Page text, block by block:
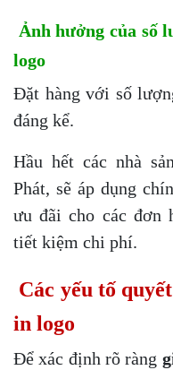
Ảnh hưởng của số
logo
Đặt hàng với số
đáng kể.
Hầu hết các nhà
Phát, sẽ áp dụng
ưu đãi cho các đơn
tiết kiệm chi phí.
Các yếu tố
in logo
Để xác định rõ ràng